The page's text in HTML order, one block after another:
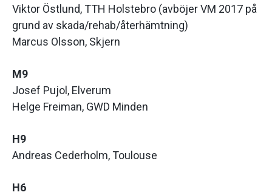
Viktor Östlund, TTH Holstebro (avböjer VM 2017 på
grund av skada/rehab/återhämtning)
Marcus Olsson, Skjern
M9
Josef Pujol, Elverum
Helge Freiman, GWD Minden
H9
Andreas Cederholm, Toulouse
H6